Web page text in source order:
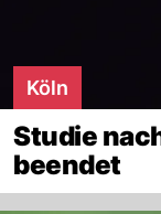
Köln
Studie
beendet